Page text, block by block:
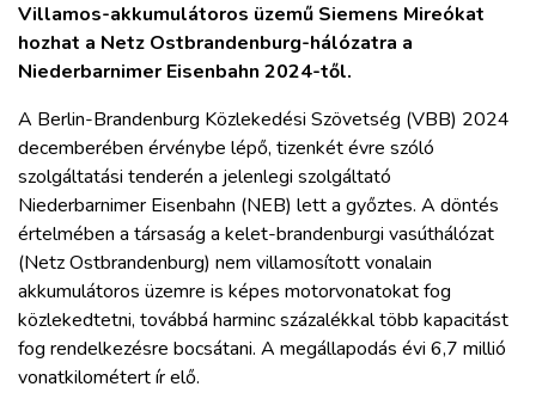
BELÉPÉS
REGISZTRÁCIÓ
Villamos-akkumulátoros üzemű Siemens Mireókat
hozhat a Netz Ostbrandenburg-hálózatra a
Niederbarnimer Eisenbahn 2024-től.
A Berlin-Brandenburg Közlekedési Szövetség (VBB) 2024
decemberében érvénybe lépő, tizenkét évre szóló
szolgáltatási tenderén a jelenlegi szolgáltató
Niederbarnimer Eisenbahn (NEB) lett a győztes. A döntés
értelmében a társaság a kelet-brandenburgi vasúthálózat
(Netz Ostbrandenburg) nem villamosított vonalain
akkumulátoros üzemre is képes motorvonatokat fog
közlekedtetni, továbbá harminc százalékkal több kapacitást
fog rendelkezésre bocsátani. A megállapodás évi 6,7 millió
vonatkilométert ír elő.